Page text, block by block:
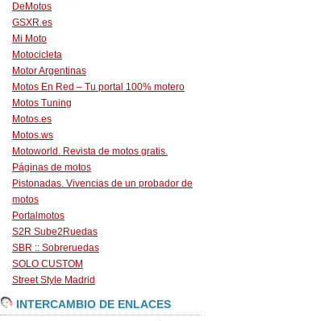
DeMotos
GSXR.es
Mi Moto
Motocicleta
Motor Argentinas
Motos En Red – Tu portal 100% motero
Motos Tuning
Motos.es
Motos.ws
Motoworld. Revista de motos gratis.
Páginas de motos
Pistonadas. Vivencias de un probador de
motos
Portalmotos
S2R Sube2Ruedas
SBR :: Sobreruedas
SOLO CUSTOM
Street Style Madrid
INTERCAMBIO DE ENLACES